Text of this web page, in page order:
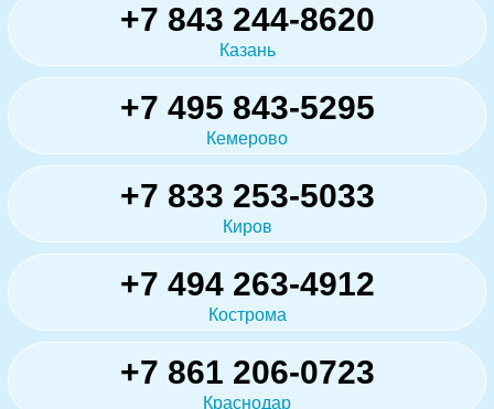
+7 843 244-8620
Казань
+7 495 843-5295
Кемерово
+7 833 253-5033
Киров
+7 494 263-4912
Кострома
+7 861 206-0723
Краснодар